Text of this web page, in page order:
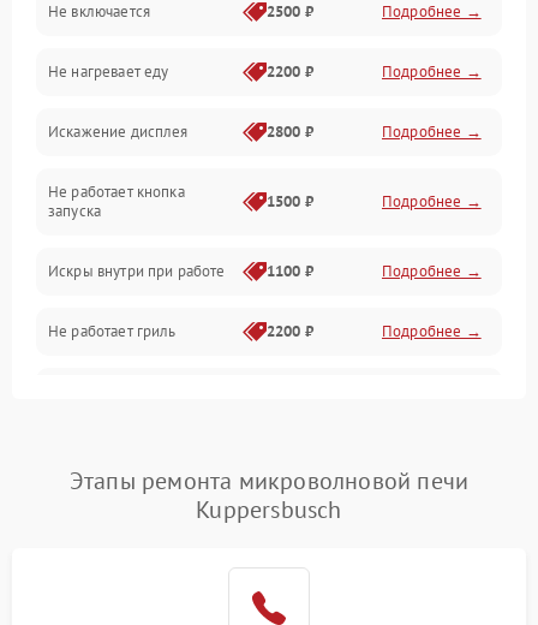
Механика и внутренние элементы
Механические повреждения
Питание и запуск
Нагрев и приготовление
Программное обеспечение
Не включается 2500 ₽ Подробнее →
Не нагревает еду 2200 ₽ Подробнее →
Искажение дисплея 2800 ₽ Подробнее →
Не работает кнопка
запуска
1500 ₽ Подробнее →
Искры внутри при работе 1100 ₽ Подробнее →
Не работает гриль 2200 ₽ Подробнее →
Появление запаха гари Подробнее →
Этапы ремонта микроволновой печи
Kuppersbusch